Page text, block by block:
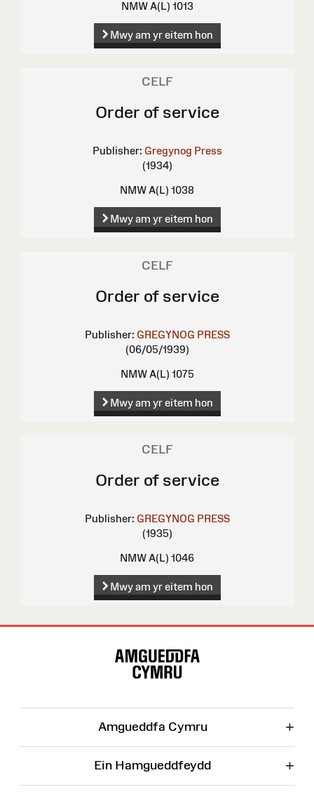
NMW A(L) 1013
Mwy am yr eitem hon
CELF
Order of service
Publisher: Gregynog Press
(1934)
NMW A(L) 1038
Mwy am yr eitem hon
CELF
Order of service
Publisher: GREGYNOG PRESS
(06/05/1939)
NMW A(L) 1075
Mwy am yr eitem hon
CELF
Order of service
Publisher: GREGYNOG PRESS
(1935)
NMW A(L) 1046
Mwy am yr eitem hon
Amgueddfa Cymru +
Ein Hamgueddfeydd +